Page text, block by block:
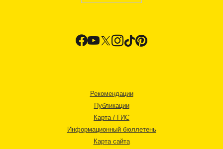
Рекомендации
Публикации
Карта / ГИС
Информационный бюллетень
Карта сайта